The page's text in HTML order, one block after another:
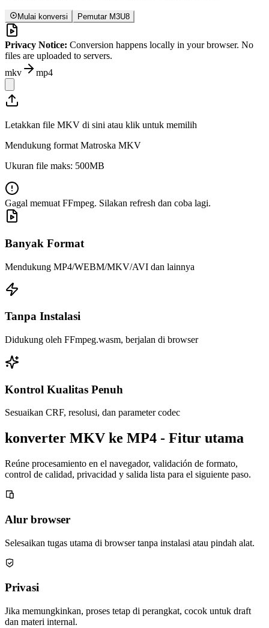
Mulai konversi Pemutar M3U8
Privacy Notice: Conversion happens locally in your browser. No
files are uploaded to servers.
mkv
mp4
Letakkan file MKV di sini atau klik untuk memilih
Mendukung format Matroska MKV
Ukuran file maks: 500MB
Gagal memuat FFmpeg. Silakan refresh dan coba lagi.
Banyak Format
Mendukung MP4/WEBM/MKV/AVI dan lainnya
Tanpa Instalasi
Didukung oleh FFmpeg.wasm, berjalan di browser
Kontrol Kualitas Penuh
Sesuaikan CRF, resolusi, dan parameter codec
konverter MKV ke MP4 - Fitur utama
Reúne procesamiento en el navegador, validación de formato,
control de calidad, privacidad y salida lista para el siguiente paso.
Alur browser
Selesaikan tugas utama di browser tanpa instalasi atau pindah alat.
Privasi
Jika memungkinkan, proses tetap di perangkat, cocok untuk draft
dan materi internal.